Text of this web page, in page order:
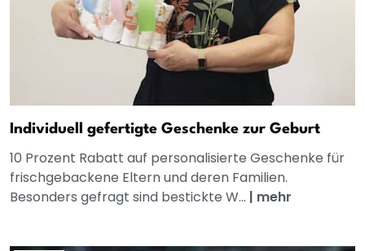
Individuell gefertigte Geschenke zur Geburt
10 Prozent Rabatt auf personalisierte Geschenke für
frischgebackene Eltern und deren Familien.
Besonders gefragt sind bestickte W... | mehr